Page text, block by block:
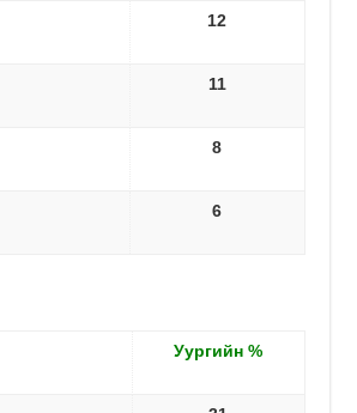
12
11
8
6
Уургийн %